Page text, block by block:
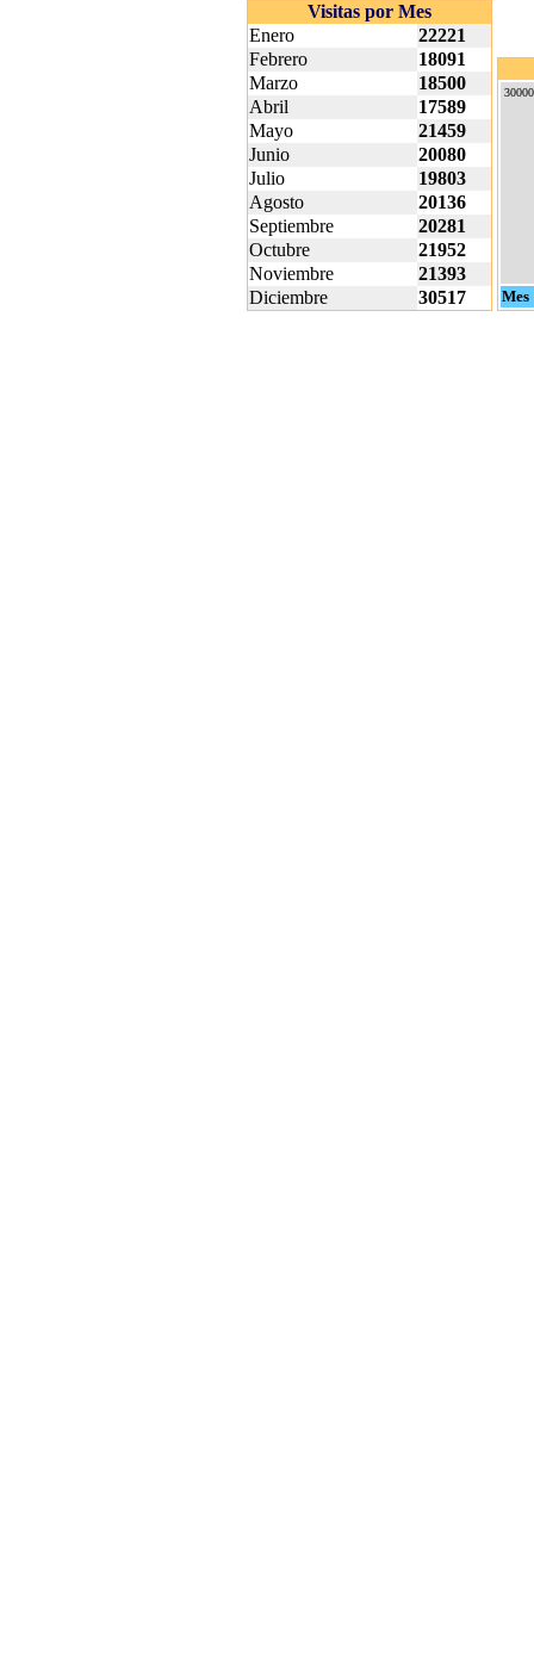
Visitas por Mes
Enero
22221
Febrero
18091
Marzo
18500
Abril
17589
Mayo
21459
Junio
20080
Julio
19803
Agosto
20136
Septiembre
20281
Octubre
21952
Noviembre
21393
Diciembre
30517
30000
Mes